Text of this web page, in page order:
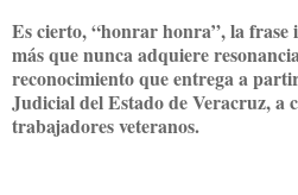
Es cierto, “honrar honra”, la
más que nunca adquiere
reconocimiento que entrega a
Judicial del Estado de Veracruz, a
trabajadores veteranos.